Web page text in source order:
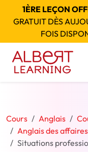
1ÈRE LEÇON
GRATUIT DÈS
FOIS
Cours Anglais
Anglais des affaires
Situations